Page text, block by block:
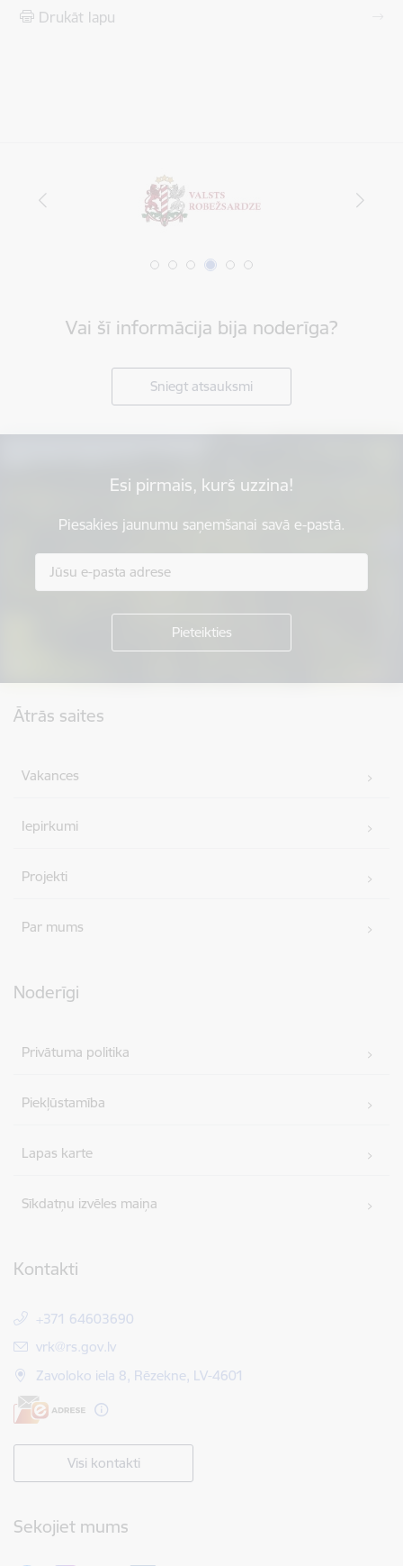
Drukāt lapu
Vai šī informācija bija noderīga?
Sniegt atsauksmi
Esi pirmais, kurš uzzina!
Piesakies jaunumu saņemšanai savā e-pastā.
Ātrās saites
Vakances
Iepirkumi
Projekti
Par mums
Noderīgi
Privātuma politika
Piekļūstamība
Lapas karte
Sīkdatņu izvēles maiņa
Kontakti
+371 64603690
E-pasts:
vrk@rs.gov.lv
Zavoloko iela 8, Rēzekne, LV-4601
Visi kontakti
Sekojiet mums